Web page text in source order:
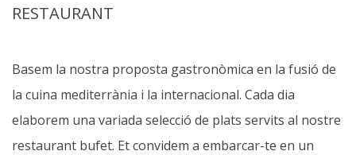
RESTAURANT
Basem la nostra proposta gastronòmica en la fusió de
la cuina mediterrània i la internacional. Cada dia
elaborem una variada selecció de plats servits al nostre
restaurant bufet. Et convidem a embarcar-te en un